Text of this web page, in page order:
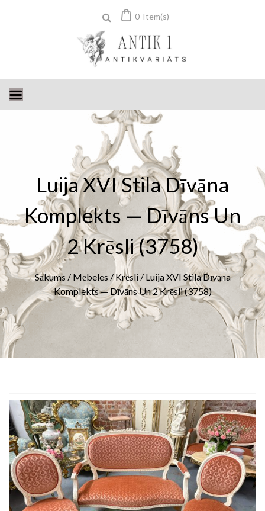
0 Item(s)
Luija XVI Stila Dīvāna
Komplekts — Dīvāns Un
2 Krēsli (3758)
Sākums / Mēbeles /Krēsli/ Luija XVI Stila Dīvāna
Komplekts — Dīvāns Un 2 Krēsli (3758)